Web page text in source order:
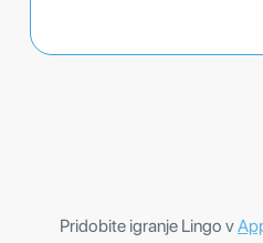
Pridobite igranje Lingo v